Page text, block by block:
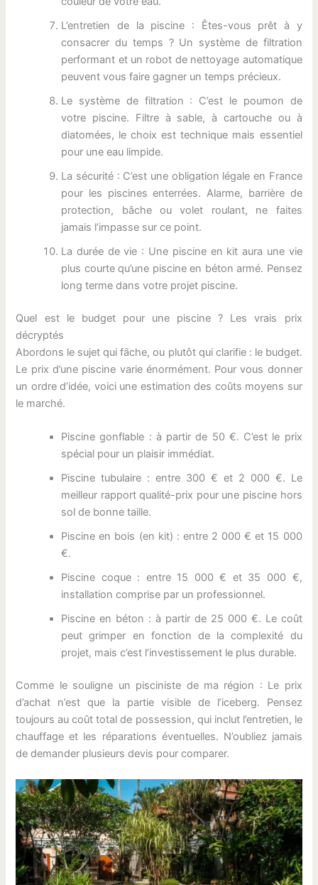
L’entretien de la piscine : Êtes-vous prêt à y
consacrer du temps ? Un système de filtration
performant et un robot de nettoyage automatique
peuvent vous faire gagner un temps précieux.
Le système de filtration : C’est le poumon de
votre piscine. Filtre à sable, à cartouche ou à
diatomées, le choix est technique mais essentiel
pour une eau limpide.
La sécurité : C’est une obligation légale en France
pour les piscines enterrées. Alarme, barrière de
protection, bâche ou volet roulant, ne faites
jamais l’impasse sur ce point.
La durée de vie : Une piscine en kit aura une vie
plus courte qu’une piscine en béton armé. Pensez
long terme dans votre projet piscine.
Quel est le budget pour une piscine ? Les vrais prix
décryptés
Abordons le sujet qui fâche, ou plutôt qui clarifie : le budget.
Le prix d’une piscine varie énormément. Pour vous donner
un ordre d’idée, voici une estimation des coûts moyens sur
le marché.
Piscine gonflable : à partir de 50 €. C’est le prix
spécial pour un plaisir immédiat.
Piscine tubulaire : entre 300 € et 2 000 €. Le
meilleur rapport qualité-prix pour une piscine hors
sol de bonne taille.
Piscine en bois (en kit) : entre 2 000 € et 15 000
€.
Piscine coque : entre 15 000 € et 35 000 €,
installation comprise par un professionnel.
Piscine en béton : à partir de 25 000 €. Le coût
peut grimper en fonction de la complexité du
projet, mais c’est l’investissement le plus durable.
Comme le souligne un pisciniste de ma région : Le prix
d’achat n’est que la partie visible de l’iceberg. Pensez
toujours au coût total de possession, qui inclut l’entretien, le
chauffage et les réparations éventuelles. N’oubliez jamais
de demander plusieurs devis pour comparer.